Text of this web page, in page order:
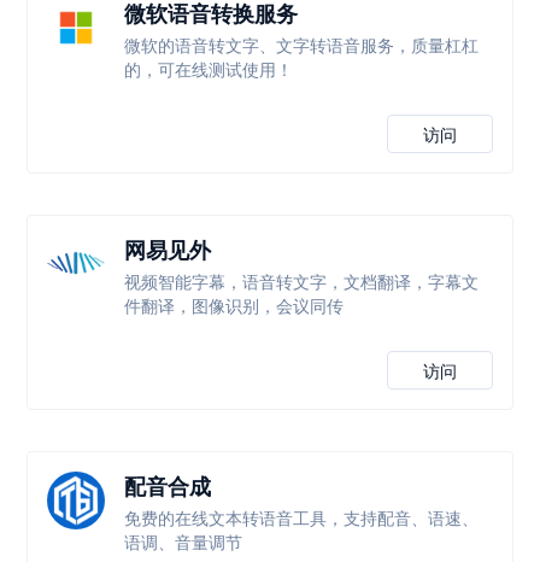
微软语音转换服务
微软的语音转文字、文字转语音服务，质量杠杠
的，可在线测试使用！
访问
网易见外
视频智能字幕，语音转文字，文档翻译，字幕文
件翻译，图像识别，会议同传
访问
配音合成
免费的在线文本转语音工具，支持配音、语速、
语调、音量调节